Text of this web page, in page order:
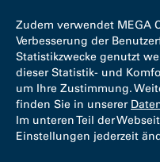
Zudem verwendet MEGA
Verbesserung der
Statistikzwecke genutzt
dieser Statistik- und
um Ihre Zustimmung.
finden Sie in unserer
Im unteren Teil der
Einstellungen jederzeit